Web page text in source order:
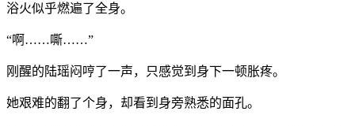
浴火似乎燃遍了全身。
“啊……嘶……”
刚醒的陆瑶闷哼了一声，只感觉到身下一顿胀疼。
她艰难的翻了个身，却看到身旁熟悉的面孔。